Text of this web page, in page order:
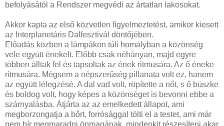
befolyásától a Rendszer megvédi az ártatlan lakosokat.
Akkor kapta az első közvetlen figyelmeztetést, amikor kiesett
az Interplanetáris Dalfesztivál döntőjében.
Előadás közben a lámpákon túli homályban a közönség
vele együtt énekelt. Előbb csak néhányan, majd egyre
többen álltak fel és tapsoltak az ének ritmusára. Az ő éneke
ritmusára. Mégsem a népszerűség pillanata volt ez, hanem
az együtt lélegzésé. A dal vad volt, röpítette a nőt, s ő büszke
és boldog volt, hogy képes a közönséget is bevonni ebbe a
szárnyalásba. Átjárta az az emelkedett állapot, ami
megborzongatja a bőrt, forrósággal tölti el a testet, ami már